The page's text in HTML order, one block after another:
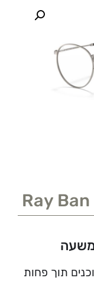
Ray
משעה
מוכנים תוך פחות